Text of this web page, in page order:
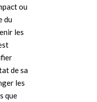
ou
du
les
de sa
les
que